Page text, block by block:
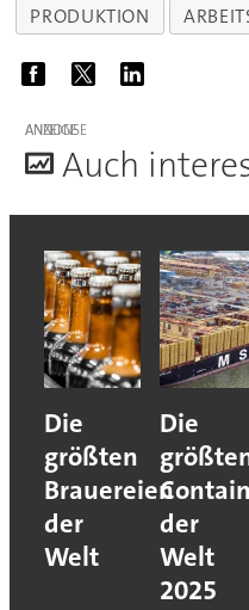
PRODUKTION
ANZEIGE
Auch
Die
größten
Brauereien
der
Welt
Die
der
Welt
2025